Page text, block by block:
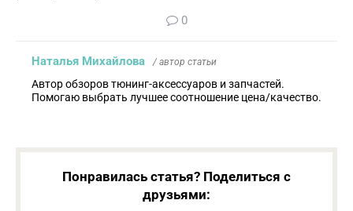
0
Наталья Михайлова / автор статьи
Автор обзоров тюнинг-аксессуаров и запчастей.
Помогаю выбрать лучшее соотношение цена/качество.
Понравилась статья? Поделиться с
друзьями: